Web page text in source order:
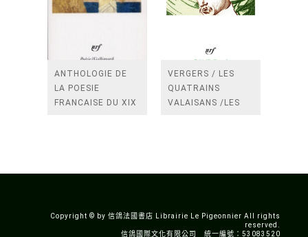
ANTHOLOGIE DE
LA POESIE
FRANCAISE DU XIX
VERGERS / LES
QUATRAINS
VALAISANS /LES
Copyright © by 信鴿法國書店 Librairie Le Pigeonnier All rights
reserved.
信鴿國際文化有限公司 統一編號：53083520